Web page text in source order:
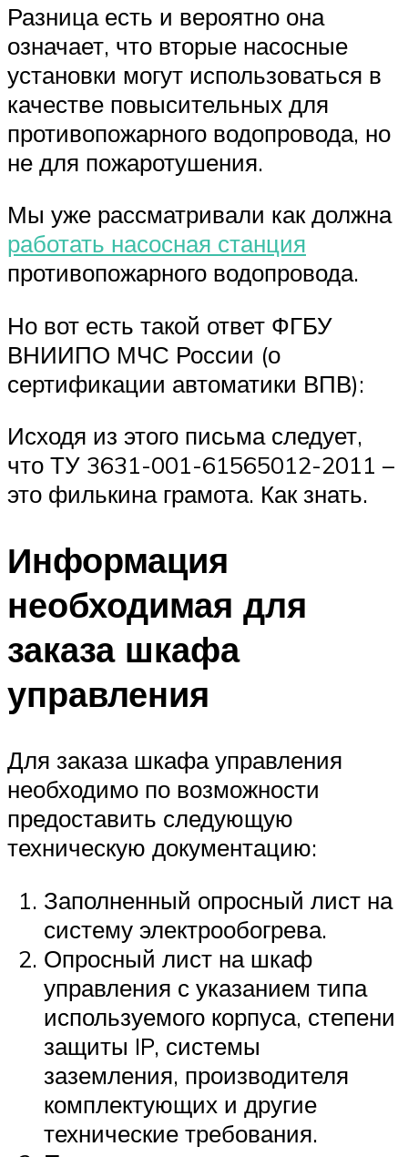
Разница есть и вероятно она
означает, что вторые насосные
установки могут использоваться в
качестве повысительных для
противопожарного водопровода, но
не для пожаротушения.
Мы уже рассматривали как должна
работать насосная станция
противопожарного водопровода.
Но вот есть такой ответ ФГБУ
ВНИИПО МЧС России (о
сертификации автоматики ВПВ):
Исходя из этого письма следует,
что ТУ 3631-001-61565012-2011 –
это филькина грамота. Как знать.
Информация
необходимая для
заказа шкафа
управления
Для заказа шкафа управления
необходимо по возможности
предоставить следующую
техническую документацию:
Заполненный опросный лист на
систему электрообогрева.
Опросный лист на шкаф
управления с указанием типа
используемого корпуса, степени
защиты IP, системы
заземления, производителя
комплектующих и другие
технические требования.